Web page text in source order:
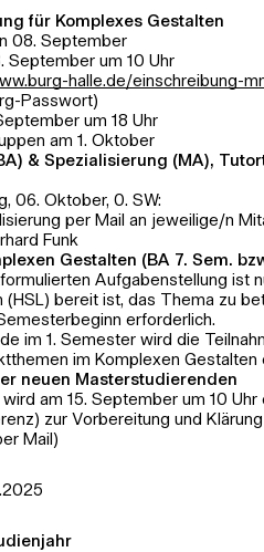
für Komplexes Gestalten
08. September
September um 10 Uhr
halle.de/einschreibung-
Passwort)
um 18 Uhr
am 1. Oktober
& Spezialisierung (MA),
06. Oktober, 0. SW:
per Mail an jeweilige/n
Funk
Gestalten (BA 7. Sem.
Aufgabenstellung ist
bereit ist, das Thema zu
erforderlich.
im 1. Semester wird die
im Komplexen Gestalten
neuen Masterstudierenden
am 15. September um 10 Uhr
zur Vorbereitung und
Mail)